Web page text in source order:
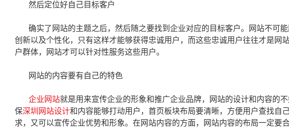
然后定位好自己目标客户
确实了网站的主题之后，然后随之要找到企业对应的目标客户。网站不可
创新以及个性化，只有这样才能够获得忠诚用户，而这些忠诚用户往往才是网
户群体，网站才可以针对性服务这些用户。
网站的内容要有自己的特色
企业网站就是用来宣传企业的形象和推广企业品牌，网站的设计和内容的
保深圳网站设计和内容能够打动用户，首页板块布局要清晰，方便用户查找自
求，又可以宣传企业优势和形象。在网站内容的方面，网站内容的布局一定要